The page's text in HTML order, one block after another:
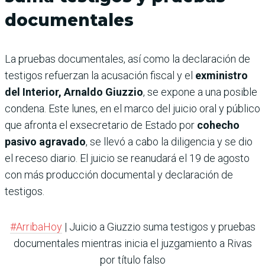
documentales
La pruebas documentales, así como la declaración de
testigos refuerzan la acusación fiscal y el exministro
del Interior, Arnaldo Giuzzio, se expone a una posible
condena. Este lunes, en el marco del juicio oral y público
que afronta el exsecretario de Estado por cohecho
pasivo agravado, se llevó a cabo la diligencia y se dio
el receso diario. El juicio se reanudará el 19 de agosto
con más producción documental y declaración de
testigos.
#ArribaHoy| Juicio a Giuzzio suma testigos y pruebas
documentales mientras inicia el juzgamiento a Rivas
por título falso